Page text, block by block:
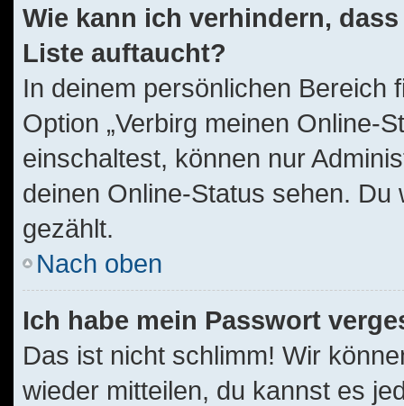
Wie kann ich verhindern,
Liste auftaucht?
In deinem persönlichen Bereich
Option „Verbirg meinen Online-
einschaltest, können nur
deinen Online-Status sehen.
gezählt.
Nach oben
Ich habe mein Passwort
Das ist nicht schlimm! Wir
wieder mitteilen, du kannst es